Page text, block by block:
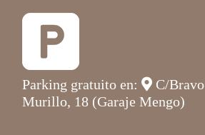
Parking gratuito en:
C/Bravo
Murillo, 18 (Garaje Mengo)